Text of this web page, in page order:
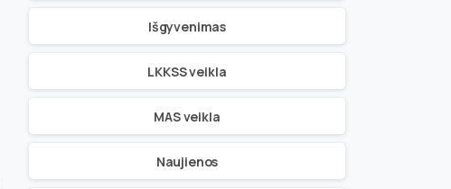
Išgyvenimas
LKKSS veikla
MAS veikla
Naujienos